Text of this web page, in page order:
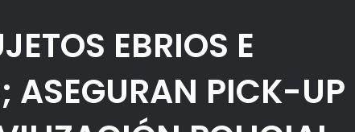
EBRIOS E
ASEGURAN PICK-UP